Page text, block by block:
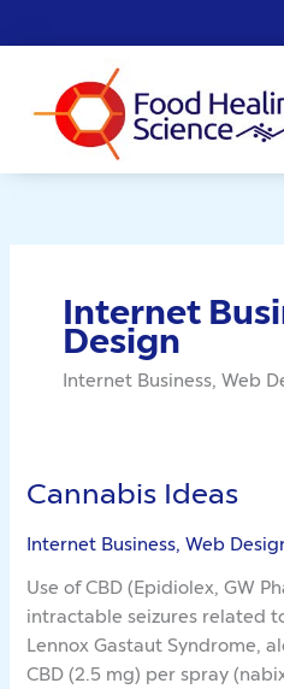
to
Internet
Design
Internet Business, Web
Cannabis Ideas
Internet Business, Web
Use of CBD (Epidiolex, GW
intractable seizures related
Lennox Gastaut Syndrome,
CBD (2.5 mg) per spray
Cannabis